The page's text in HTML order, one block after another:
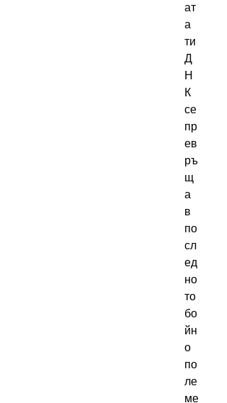
ат
а
ти
Д
Н
К
се
пр
ев
ръ
щ
а
в
по
сл
ед
но
то
бо
йн
о
по
ле
ме